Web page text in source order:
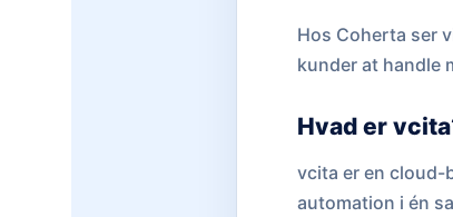
Hos Coherta ser
kunder at handle
Hvad er
vcita er en cloud-
automation i én